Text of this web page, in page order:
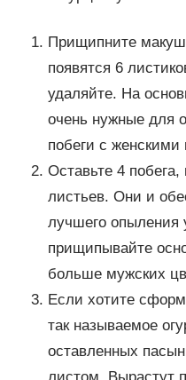
Прищипните
появятся 6
удаляйте. На
очень нужные для
побеги с женскими
Оставьте 4
листьев. Они и
лучшего опыления
прищипывайте
больше мужских
Если хотите
так называемое
оставленных